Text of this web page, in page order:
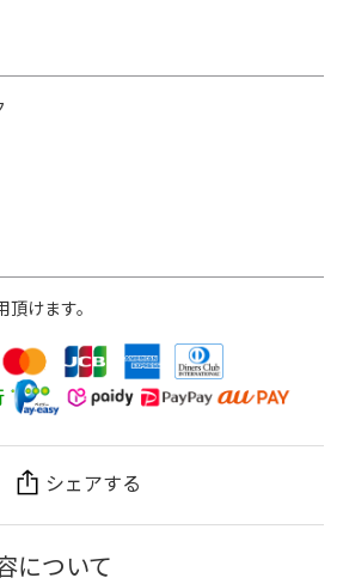
けます。
シェアする
について